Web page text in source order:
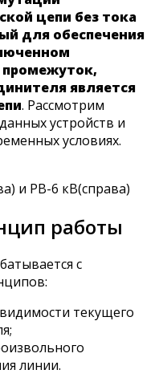
цепи без тока
для обеспечения
является
. Рассмотрим
устройств и
условиях.
и РВ-6 кВ(справа)
работы
с
текущего
линии.